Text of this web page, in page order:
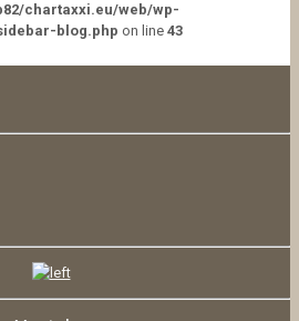
chartaxxi.eu/web/wp-
blog.php on line 43